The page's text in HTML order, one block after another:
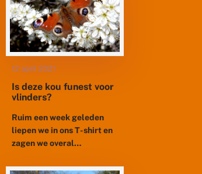
12 april 2021
Is deze kou funest voor
vlinders?
Ruim een week geleden
liepen we in ons T-shirt en
zagen we overal
dagpauwogen. Zelfs de